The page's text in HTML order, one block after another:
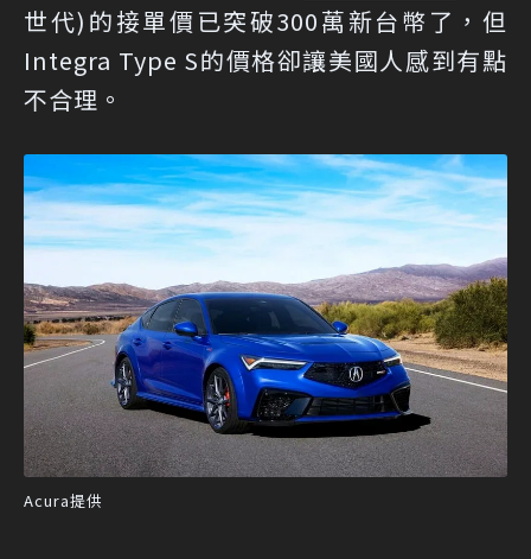
世代)的接單價已突破300萬新台幣了，但
Integra Type S的價格卻讓美國人感到有點
不合理。
Acura提供